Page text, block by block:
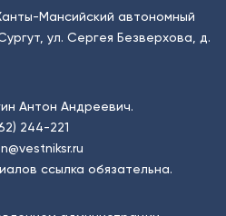
Мансийский автономный
ул. Сергея Безверхова, д.
Антон Андреевич.
244-221
ссылка обязательна.